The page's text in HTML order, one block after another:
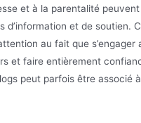
et à la parentalité
d’information et de soutien.
au fait que s’engager
et faire entièrement
peut parfois être associé